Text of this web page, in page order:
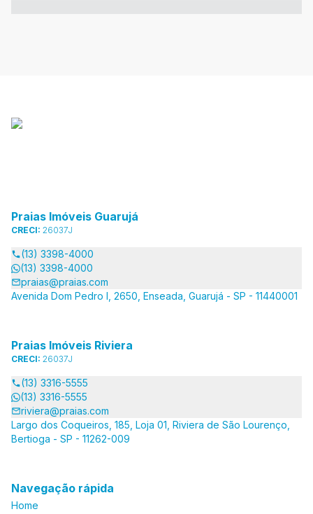
Praias Imóveis Guarujá
CRECI: 26037J
(13) 3398-4000
(13) 3398-4000
praias@praias.com
Avenida Dom Pedro I, 2650, Enseada, Guarujá - SP - 11440001
Praias Imóveis Riviera
CRECI: 26037J
(13) 3316-5555
(13) 3316-5555
riviera@praias.com
Largo dos Coqueiros, 185, Loja 01, Riviera de São Lourenço,
Bertioga - SP - 11262-009
Navegação rápida
Home